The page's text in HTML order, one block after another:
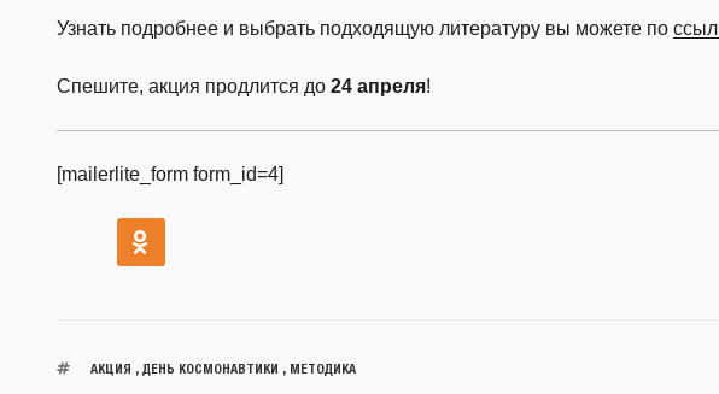
Узнать подробнее и выбрать подходящую литературу вы можете по
Спешите, акция продлится до 24 апреля!
[mailerlite_form form_id=4]
АКЦИЯ ДЕНЬ КОСМОНАВТИКИ МЕТОДИКА